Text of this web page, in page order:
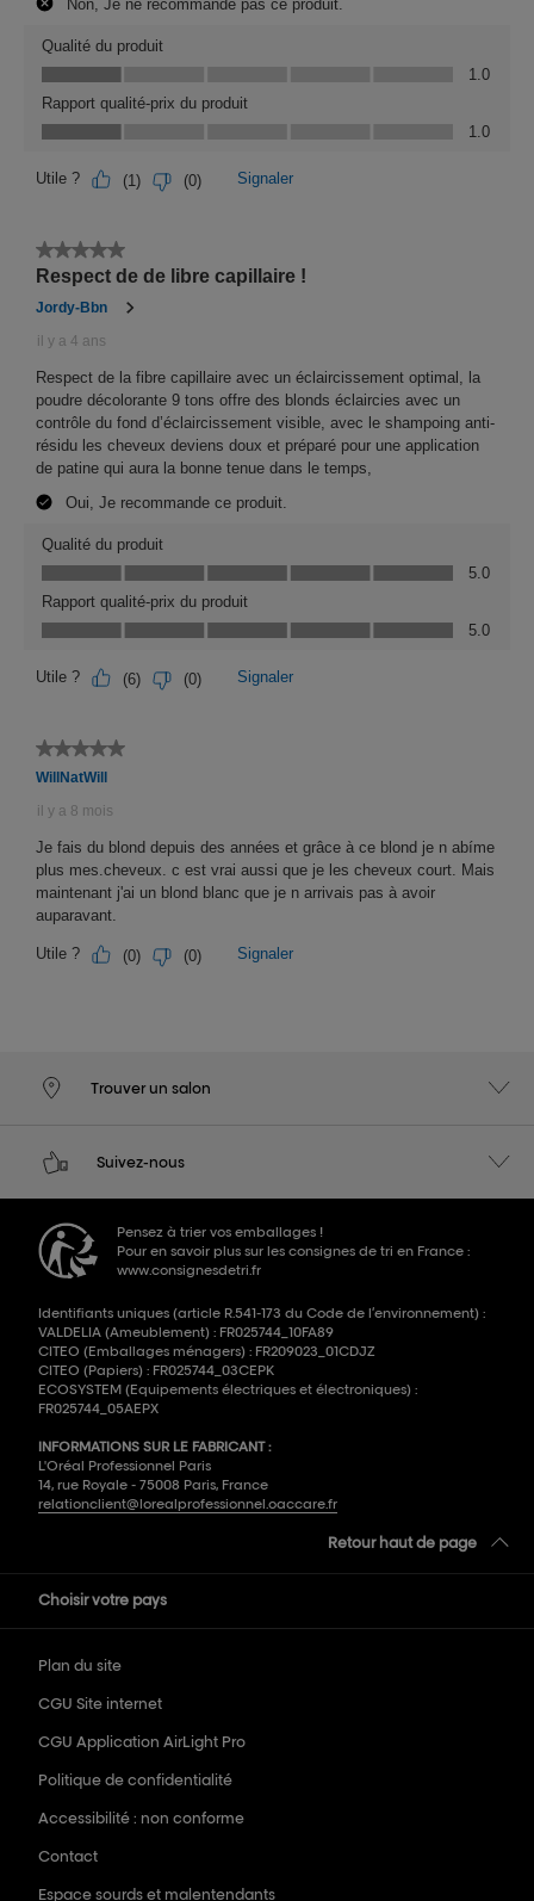
Trouver un salon
Suivez-nous
Pensez à trier vos emballages !
Pour en savoir plus sur les consignes de tri en France :
www.consignesdetri.fr
Identifiants uniques (article R.541-173 du Code de l’environnement) :
VALDELIA (Ameublement) : FR025744_10FA89
CITEO (Emballages ménagers) : FR209023_01CDJZ
CITEO (Papiers) : FR025744_03CEPK
ECOSYSTEM (Equipements électriques et électroniques) :
FR025744_05AEPX
INFORMATIONS SUR LE FABRICANT :
L'Oréal Professionnel Paris
14, rue Royale - 75008 Paris, France
relationclient@lorealprofessionnel.oaccare.fr
Retour haut de page
Choisir votre pays
Plan du site
CGU Site internet
CGU Application AirLight Pro
Politique de confidentialité
Accessibilité : non conforme
Contact
Espace sourds et malentendants